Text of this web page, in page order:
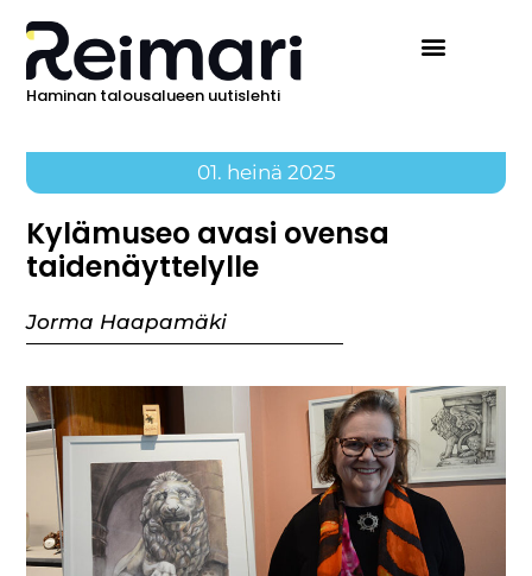
Haminan talousalueen uutislehti
01. heinä 2025
Kylämuseo avasi ovensa
taidenäyttelylle
Jorma Haapamäki